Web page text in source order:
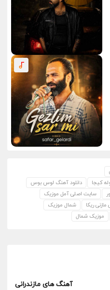
آهنگ های مازندرانی
کیجا
دانلود آهنگ لوس بوس
سایت اصلی آمل موزیک
ریکا
شمال موزیک
موزیک شمال